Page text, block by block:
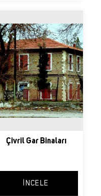
Çivril Gar Binaları
İNCELE